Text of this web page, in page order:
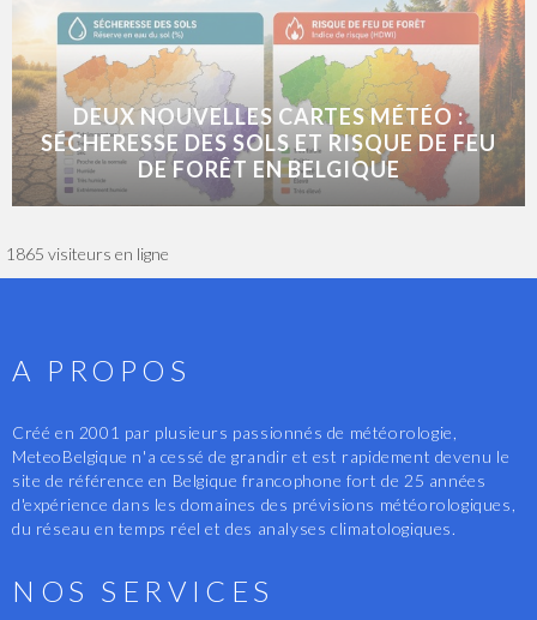
DEUX NOUVELLES CARTES MÉTÉO :
SÉCHERESSE DES SOLS ET RISQUE DE FEU
DE FORÊT EN BELGIQUE
1865 visiteurs en ligne
A PROPOS
Créé en 2001 par plusieurs passionnés de météorologie,
MeteoBelgique n'a cessé de grandir et est rapidement devenu le
site de référence en Belgique francophone fort de 25 années
d'expérience dans les domaines des prévisions météorologiques,
du réseau en temps réel et des analyses climatologiques.
NOS SERVICES